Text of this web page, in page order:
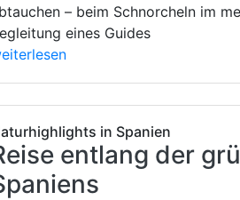
– beim Schnorcheln im
eines Guides
in Spanien
entlang der